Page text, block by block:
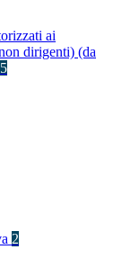
ai
dirigenti) (da
2